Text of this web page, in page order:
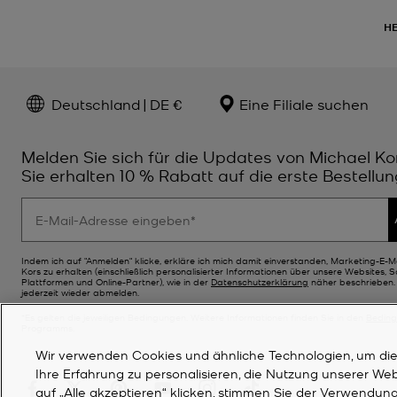
Deutschland | DE € Eine Filiale suchen
Melden Sie sich für die Updates von Michael
Sie erhalten 10 % Rabatt auf die erste
Indem ich auf "Anmelden" klicke, erkläre ich mich damit einverstanden, Marketing-E-
Kors zu erhalten (einschließlich personalisierter Informationen über unsere Websites,
Plattformen und Online-Partner), wie in der Datenschutzerklärung näher
jederzeit wieder abmelden.
Wir verwenden Cookies und ähnliche Technologien, um
Ihre Erfahrung zu personalisieren, die Nutzung unserer
auf „Alle akzeptieren“ klicken, stimmen Sie der